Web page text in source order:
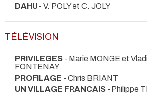
DAHU - V. POLY et C. JOLY
TÉLÉVISION
PRIVILEGES - Marie MONGE et
FONTENAY
PROFILAGE - Chris BRIANT
UN VILLAGE FRANCAIS - Philippe